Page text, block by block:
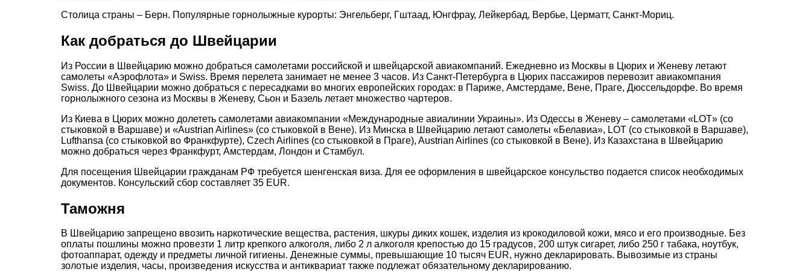
Столица страны – Берн. Популярные горнолыжные курорты: Энгельберг, Гштаад, Юнгфрау, Лейкербад, Вербье, Церматт, Санкт-Мориц.
Как добраться до Швейцарии
Из России в Швейцарию можно добраться самолетами российской и швейцарской авиакомпаний. Ежедневно из Москвы в Цюрих и Женеву летают
самолеты «Аэрофлота» и Swiss. Время перелета занимает не менее 3 часов. Из Санкт-Петербурга в Цюрих пассажиров перевозит авиакомпания
Swiss. До Швейцарии можно добраться с пересадками во многих европейских городах: в Париже, Амстердаме, Вене, Праге, Дюссельдорфе. Во время
горнолыжного сезона из Москвы в Женеву, Сьон и Базель летает множество чартеров.
Из Киева в Цюрих можно долететь самолетами авиакомпании «Международные авиалинии Украины». Из Одессы в Женеву – самолетами «LOT» (со
стыковкой в Варшаве) и «Austrian Airlines» (со стыковкой в Вене). Из Минска в Швейцарию летают самолеты «Белавиа», LOT (со стыковкой в Варшаве),
Lufthansa (со стыковкой во Франкфурте), Czech Airlines (со стыковкой в Праге), Austrian Airlines (со стыковкой в Вене). Из Казахстана в Швейцарию
можно добраться через Франкфурт, Амстердам, Лондон и Стамбул.
Для посещения Швейцарии гражданам РФ требуется шенгенская виза. Для ее оформления в швейцарское консульство подается список необходимых
документов. Консульский сбор составляет 35 EUR.
Таможня
В Швейцарию запрещено ввозить наркотические вещества, растения, шкуры диких кошек, изделия из крокодиловой кожи, мясо и его производные. Без
оплаты пошлины можно провезти 1 литр крепкого алкоголя, либо 2 л алкоголя крепостью до 15 градусов, 200 штук сигарет, либо 250 г табака, ноутбук,
фотоаппарат, одежду и предметы личной гигиены. Денежные суммы, превышающие 10 тысяч EUR, нужно декларировать. Вывозимые из страны
золотые изделия, часы, произведения искусства и антиквариат также подлежат обязательному декларированию.